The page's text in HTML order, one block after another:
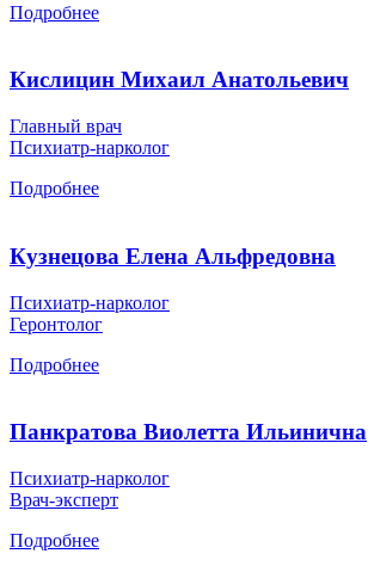
Подробнее
Кислицин Михаил Анатольевич
Главный врач
Психиатр-нарколог
Подробнее
Кузнецова Елена Альфредовна
Психиатр-нарколог
Геронтолог
Подробнее
Панкратова Виолетта Ильинична
Психиатр-нарколог
Врач-эксперт
Подробнее